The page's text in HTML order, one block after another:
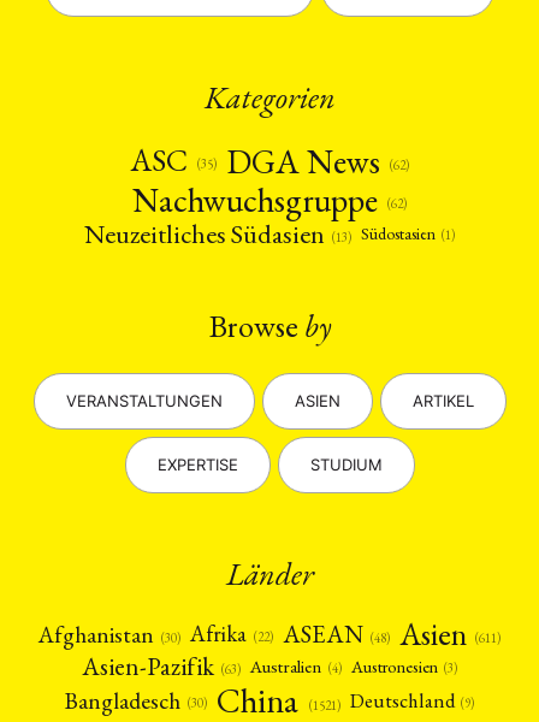
Kategorien
ASC
(35) DGA News (62)
Nachwuchsgruppe (62)
Neuzeitliches Südasien (13) Südostasien (1)
Browse by
VERANSTALTUNGEN ASIEN ARTIKEL
EXPERTISE STUDIUM
Länder
Afghanistan (30) Afrika (22) ASEAN (48) Asien (611)
Asien-Pazifik (63) Australien (4) Austronesien (3)
Bangladesch (30) China (1521) Deutschland (9)